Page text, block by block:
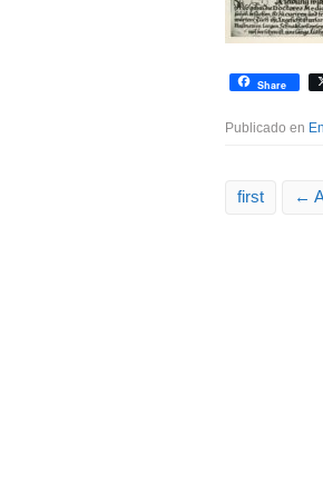
Share
Publicado en
first ←